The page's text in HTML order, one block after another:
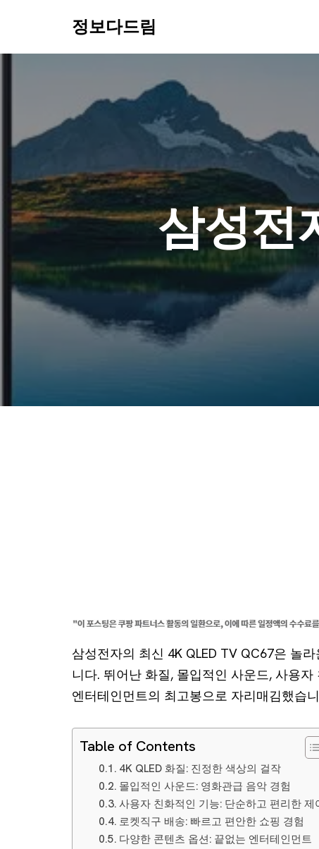
너
기
정보다드림
삼성
삼성전자의 최신 4K QLED TV QC67은 놀
니다. 뛰어난 화질, 몰입적인 사운드, 사용
엔터테인먼트의 최고봉으로 자리매김했습
Table of Contents
4K QLED 화질: 진정한 색상의 걸작
몰입적인 사운드: 영화관급 음악 경험
사용자 친화적인 기능: 단순하고 편리한 제
로켓직구 배송: 빠르고 편안한 쇼핑 경험
다양한 콘텐츠 옵션: 끝없는 엔터테인먼트